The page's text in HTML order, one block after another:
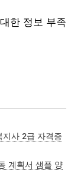
한 정보 부족
사 2급 자격증
계획서 샘플 양